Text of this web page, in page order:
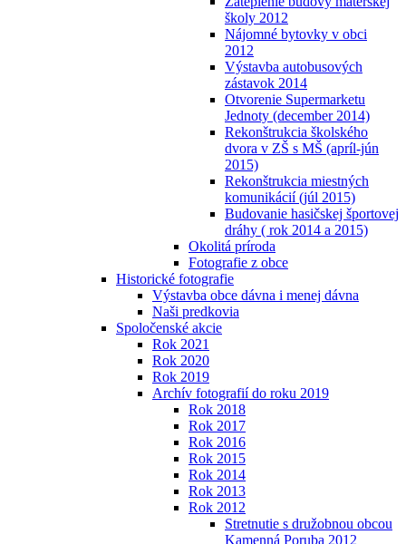
školy 2012
Nájomné bytovky v obci
2012
Výstavba autobusových
zástavok 2014
Otvorenie Supermarketu
Jednoty (december 2014)
Rekonštrukcia školského
dvora v ZŠ s MŠ (apríl-jún
2015)
Rekonštrukcia miestných
komunikácií (júl 2015)
Budovanie hasičskej športovej
dráhy ( rok 2014 a 2015)
Okolitá príroda
Fotografie z obce
Historické fotografie
Výstavba obce dávna i menej dávna
Naši predkovia
Spoločenské akcie
Rok 2021
Rok 2020
Rok 2019
Archív fotografií do roku 2019
Rok 2018
Rok 2017
Rok 2016
Rok 2015
Rok 2014
Rok 2013
Rok 2012
Stretnutie s družobnou obcou
Kamenná Poruba 2012